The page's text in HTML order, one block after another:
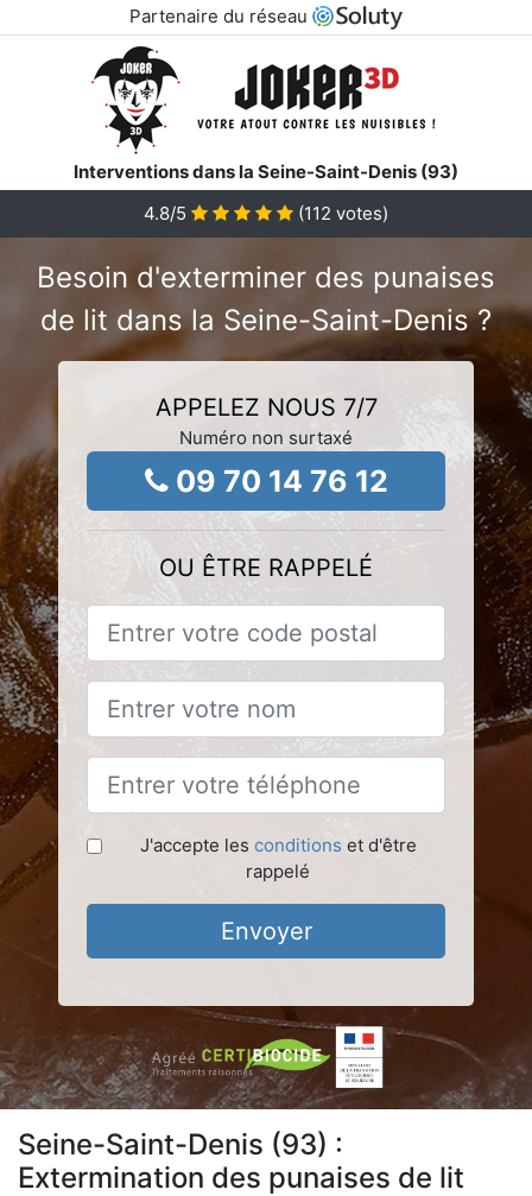
Partenaire du réseau
Interventions dans la Seine-Saint-Denis (93)
4.8/5 (112 votes)
Besoin d'exterminer des punaises
de lit dans la Seine-Saint-Denis ?
APPELEZ NOUS 7/7
Numéro non surtaxé
09 70 14 76 12
OU ÊTRE RAPPELÉ
J'accepte les conditions et d'être
rappelé
Envoyer
Seine-Saint-Denis (93) :
Extermination des punaises de lit